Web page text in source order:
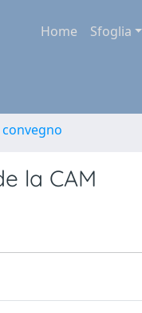
Home Sfoglia
la CAM